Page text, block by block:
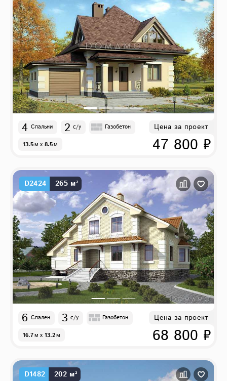
4 Спальни 2 с/у Газобетон
13.5м x 8.5м
Цена за проект
47 800 ₽
D2424 265 м²
6 Спален 3 с/у Газобетон
16.7м x 13.2м
Цена за проект
68 800 ₽
D1482 202 м²